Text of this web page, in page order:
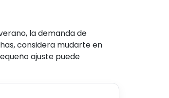
la demanda de
considera mudarte en
ajuste puede